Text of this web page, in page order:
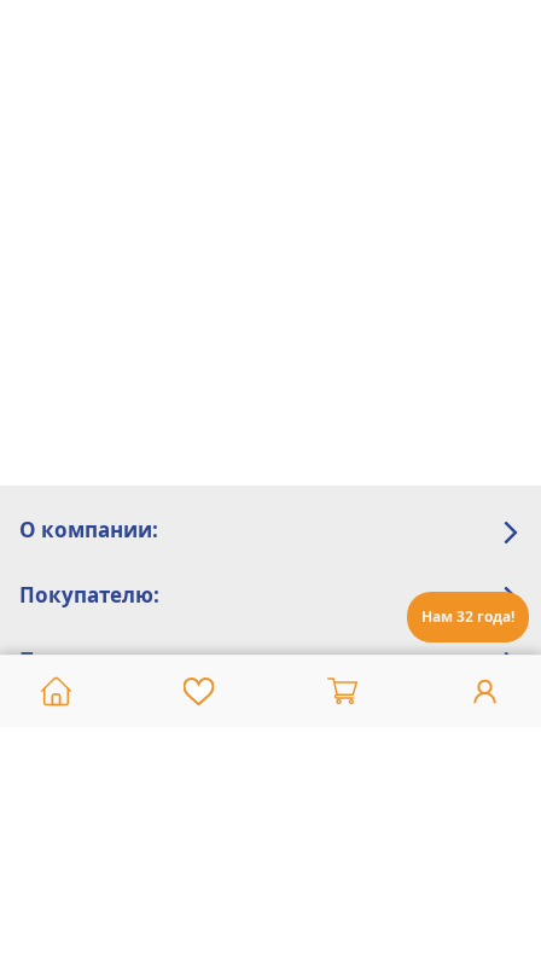
Нам 32 года!
О компании:
Покупателю:
Помощь: